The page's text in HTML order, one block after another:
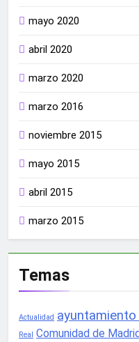
mayo 2020
abril 2020
marzo 2020
marzo 2016
noviembre 2015
mayo 2015
abril 2015
marzo 2015
Temas
Actualidad ayuntamiento
Real
Comunidad de